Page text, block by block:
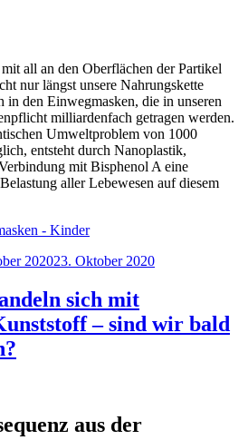
all an den Oberflächen der Partikel
nur längst unsere Nahrungskette
in den Einwegmasken, die in unseren
milliardenfach getragen werden.
Umweltproblem von 1000
entsteht durch Nanoplastik,
mit Bisphenol A eine
aller Lebewesen auf diesem
202023. Oktober 2020
sich mit
– sind wir bald
aus der